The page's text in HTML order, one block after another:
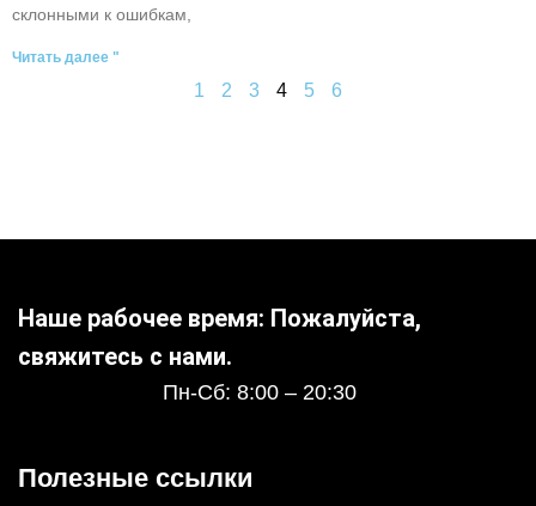
склонными к ошибкам,
Читать далее "
1 2 3 4 5 6
Наше рабочее время: Пожалуйста,
свяжитесь с нами.
Пн-Сб: 8:00 – 20:30
Полезные ссылки